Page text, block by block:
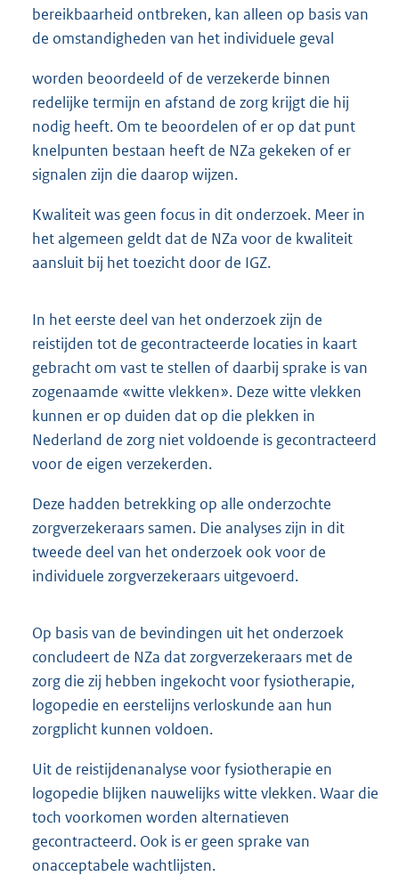
bereikbaarheid ontbreken, kan alleen op basis van
de omstandigheden van het individuele geval
worden beoordeeld of de verzekerde binnen
redelijke termijn en afstand de zorg krijgt die hij
nodig heeft. Om te beoordelen of er op dat punt
knelpunten bestaan heeft de NZa gekeken of er
signalen zijn die daarop wijzen.
Kwaliteit was geen focus in dit onderzoek. Meer in
het algemeen geldt dat de NZa voor de kwaliteit
aansluit bij het toezicht door de IGZ.
In het eerste deel van het onderzoek zijn de
reistijden tot de gecontracteerde locaties in kaart
gebracht om vast te stellen of daarbij sprake is van
zogenaamde «witte vlekken». Deze witte vlekken
kunnen er op duiden dat op die plekken in
Nederland de zorg niet voldoende is gecontracteerd
voor de eigen verzekerden.
Deze hadden betrekking op alle onderzochte
zorgverzekeraars samen. Die analyses zijn in dit
tweede deel van het onderzoek ook voor de
individuele zorgverzekeraars uitgevoerd.
Op basis van de bevindingen uit het onderzoek
concludeert de NZa dat zorgverzekeraars met de
zorg die zij hebben ingekocht voor fysiotherapie,
logopedie en eerstelijns verloskunde aan hun
zorgplicht kunnen voldoen.
Uit de reistijdenanalyse voor fysiotherapie en
logopedie blijken nauwelijks witte vlekken. Waar die
toch voorkomen worden alternatieven
gecontracteerd. Ook is er geen sprake van
onacceptabele wachtlijsten.